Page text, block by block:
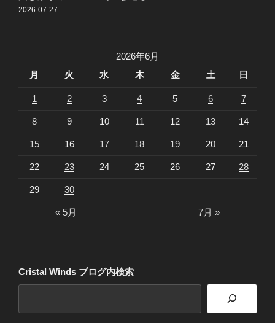
2026-07-27
2026年6月
月
火 水 木 金 土 日
1 2 3 4 5 6 7
8 9 10 11 12 13 14
15 16 17 18 19 20 21
22 23 24 25 26 27 28
29 30
« 5月 7月 »
Cristal Winds ブログ内検索